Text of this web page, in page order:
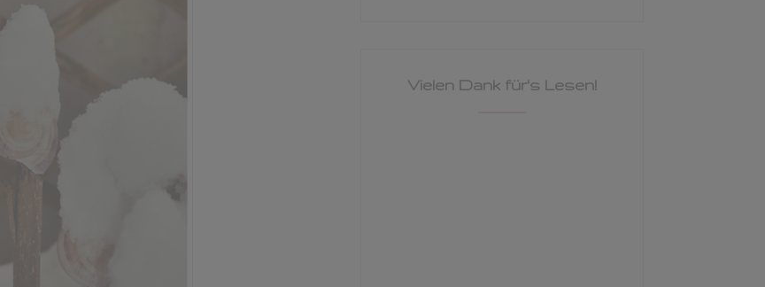
Vielen Dank für's Lesen!